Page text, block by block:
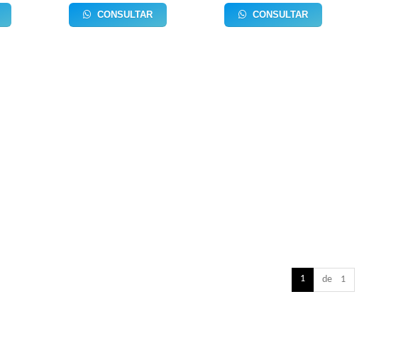
CONSULTAR CONSULTAR
1 de 1